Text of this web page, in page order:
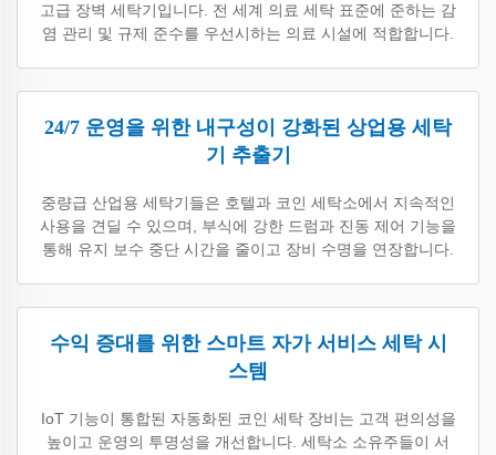
고급 장벽 세탁기입니다. 전 세계 의료 세탁 표준에 준하는 감
염 관리 및 규제 준수를 우선시하는 의료 시설에 적합합니다.
24/7 운영을 위한 내구성이 강화된 상업용 세탁
기 추출기
중량급 산업용 세탁기들은 호텔과 코인 세탁소에서 지속적인
사용을 견딜 수 있으며, 부식에 강한 드럼과 진동 제어 기능을
통해 유지 보수 중단 시간을 줄이고 장비 수명을 연장합니다.
수익 증대를 위한 스마트 자가 서비스 세탁 시
스템
IoT 기능이 통합된 자동화된 코인 세탁 장비는 고객 편의성을
높이고 운영의 투명성을 개선합니다. 세탁소 소유주들이 서